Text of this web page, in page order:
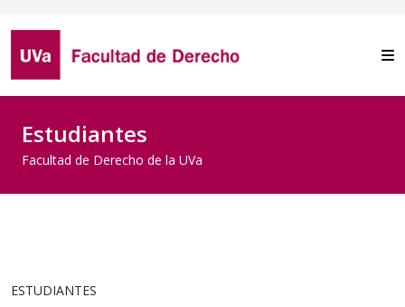
Estudiantes
Facultad de Derecho de la UVa
ESTUDIANTES